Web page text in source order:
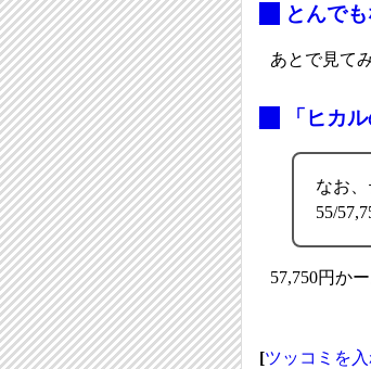
とんで
あとで見て
「ヒカ
なお
55/
57,750円か
[ツッコミを入